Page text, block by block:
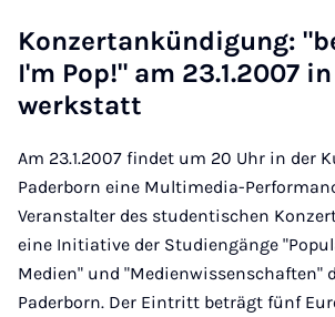
Kon­zer­t­an­kün­di­gung:
I'm Pop!" am 23.1.2007
werk­statt
Am 23.1.2007 findet um 20 Uhr in der
Paderborn eine Multimedia-
Veranstalter des studentischen
eine Initiative der Studiengänge
Medien" und "Medienwissenschaften"
Paderborn. Der Eintritt beträgt fünf